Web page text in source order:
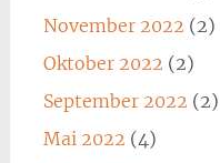
November 2022 (2)
Oktober 2022 (2)
September 2022 (2)
Mai 2022 (4)